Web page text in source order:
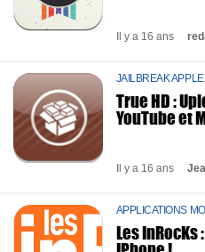
Il y a 16 ans
JAILBREAK APPLE
True HD :
YouTube et
Il y a 16 ans
APPLICATIONS
Les InRocKs